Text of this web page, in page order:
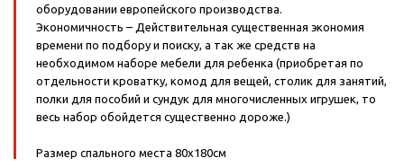
оборудовании европейского производства.
Экономичность – Действительная существенная экономия
времени по подбору и поиску, а так же средств на
необходимом наборе мебели для ребенка (приобретая по
отдельности кроватку, комод для вещей, столик для занятий,
полки для пособий и сундук для многочисленных игрушек, то
весь набор обойдется существенно дороже.)
Размер спального места 80х180см